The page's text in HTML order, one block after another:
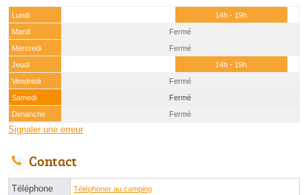
Lundi
14h - 19h
Mardi
Fermé
Mercredi
Fermé
Jeudi
14h - 19h
Vendredi
Fermé
Samedi
Fermé
Dimanche
Fermé
Signaler une erreur
Contact
Téléphone Téléphoner au camping